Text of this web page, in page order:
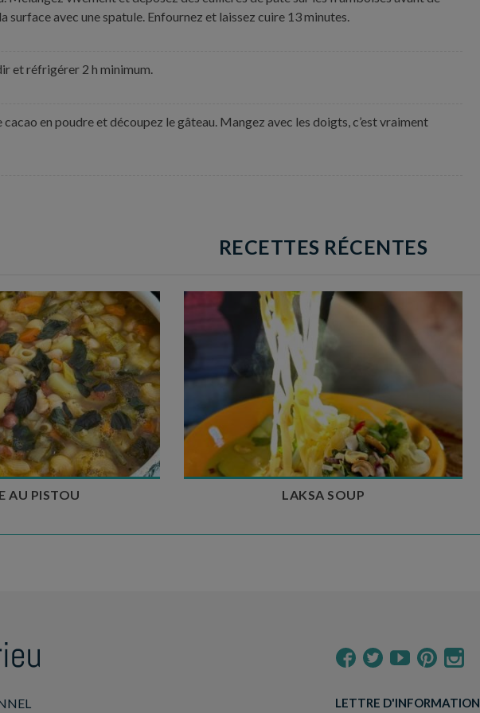
surface avec une spatule. Enfournez et laissez cuire 13 minutes.
et réfrigérer 2 h minimum.
cacao en poudre et découpez le gâteau. Mangez avec les doigts, c’est vraiment
RECETTES RÉCENTES
: 35 min
cuisson : 1h15
de couverts : 8
AU PISTOU
Temps de préparation : 40 min
Temps de cuisson : 25 min
Nombre de couverts : 4
LAKSA SOUP
LETTRE D'INFORMATION